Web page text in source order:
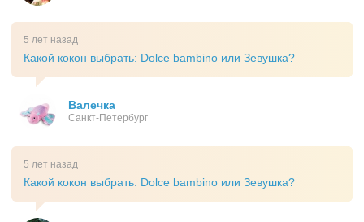
5 лет назад
Какой кокон выбрать: Dolce bambino или Зевушка?
Валечка
Санкт-Петербург
5 лет назад
Какой кокон выбрать: Dolce bambino или Зевушка?